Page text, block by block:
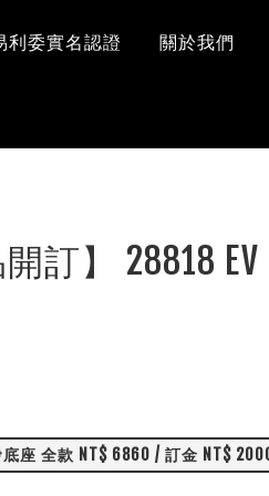
利委實名認證 關於我們
訂】 28818
座 全款 NT$ 6860 / 訂金 NT$